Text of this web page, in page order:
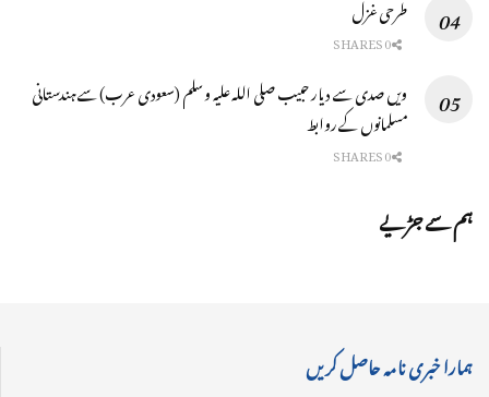
طرحی غزل
ویں صدی سے دیار حبیب صلی اللہ علیہ وسلم (سعودی عرب) سے ہندستانی
مسلمانوں کے روابط
ہم سے جڑیے
ہمارا خبری نامہ حاصل کریں